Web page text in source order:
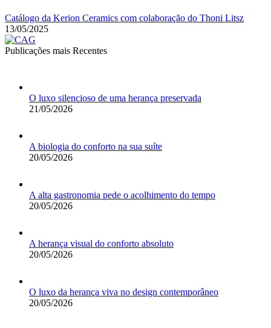
Catálogo da Kerion Ceramics com colaboração do Thoni Litsz
13/05/2025
Publicações mais Recentes
O luxo silencioso de uma herança preservada
21/05/2026
A biologia do conforto na sua suíte
20/05/2026
A alta gastronomia pede o acolhimento do tempo
20/05/2026
A herança visual do conforto absoluto
20/05/2026
O luxo da herança viva no design contemporâneo
20/05/2026